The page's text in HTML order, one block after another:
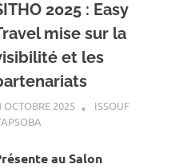
2025 : Easy
mise sur la
et les
OCTOBRE 2025
ISSOUF
au Salon